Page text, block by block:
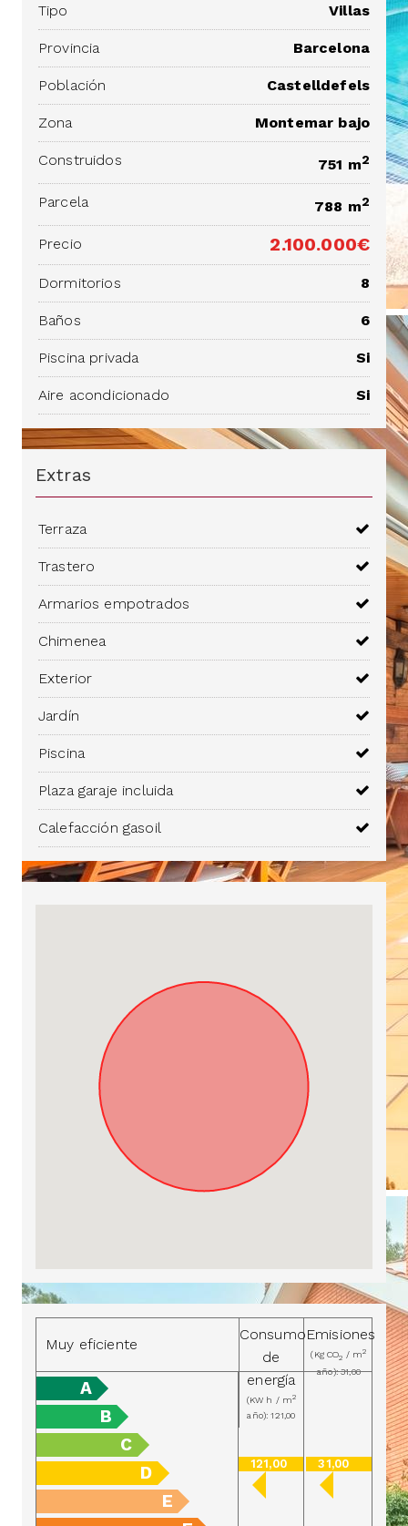
Tipo Villas
Provincia Barcelona
Población Castelldefels
Zona Montemar bajo
Construidos 751 m2
Parcela 788 m2
Precio 2.100.000€
Dormitorios 8
Baños 6
Piscina privada Si
Aire acondicionado Si
Extras
Terraza
Trastero
Armarios empotrados
Chimenea
Exterior
Jardín
Piscina
Plaza garaje incluida
Calefacción gasoil
Muy eficiente
Consumo
de
energía
(KW h / m2
año): 121,00
Emisiones
(Kg CO2 / m2
año): 31,00
A
B
C
D
E
121,00 31,00